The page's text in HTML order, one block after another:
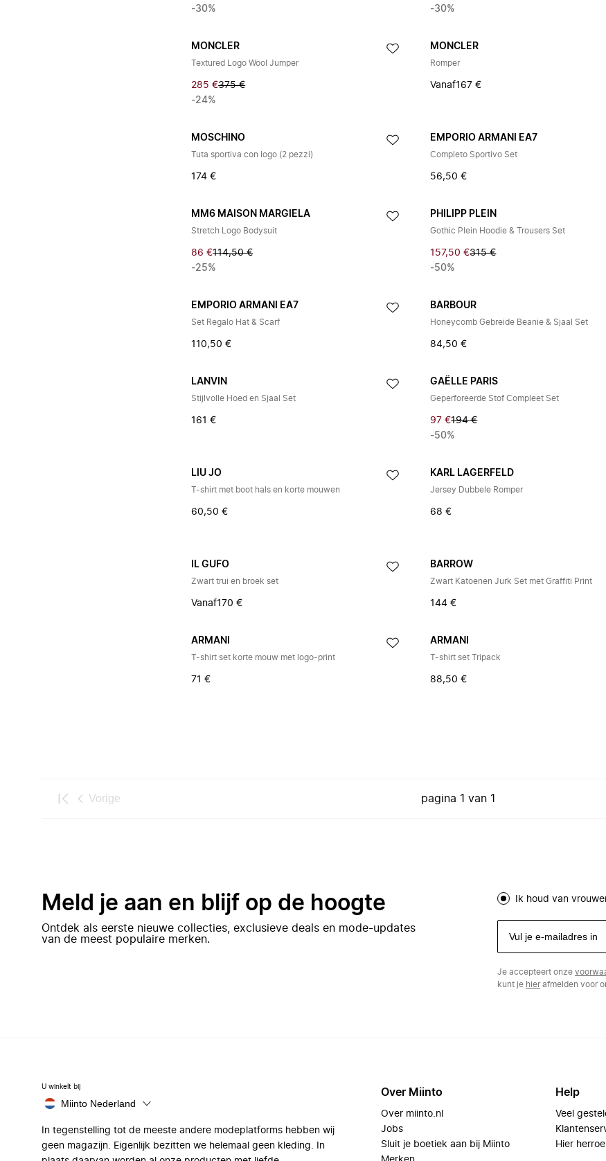
-30%
-30%
MONCLER
Textured Logo Wool Jumper
285 €375 €
-24%
MONCLER
Romper
Vanaf167 €
MOSCHINO
Tuta sportiva con logo (2 pezzi)
174 €
EMPORIO ARMANI EA7
Completo Sportivo Set
56,50 €
MM6 MAISON MARGIELA
Stretch Logo Bodysuit
86 €114,50 €
-25%
PHILIPP PLEIN
Gothic Plein Hoodie & Trousers Set
157,50 €315 €
-50%
EMPORIO ARMANI EA7
Set Regalo Hat & Scarf
110,50 €
BARBOUR
Honeycomb Gebreide Beanie & Sjaal Set
84,50 €
LANVIN
Stijlvolle Hoed en Sjaal Set
161 €
GAËLLE PARIS
Geperforeerde Stof Compleet Set
97 €194 €
-50%
LIU JO
T-shirt met boot hals en korte mouwen
60,50 €
KARL LAGERFELD
Jersey Dubbele Romper
68 €
IL GUFO
Zwart trui en broek set
Vanaf170 €
BARROW
Zwart Katoenen Jurk Set met Graffiti Print
144 €
ARMANI
T-shirt set korte mouw met logo-print
71 €
ARMANI
T-shirt set Tripack
88,50 €
Vorige pagina 1 van 1
Meld je aan en blijf op de hoogte
Ontdek als eerste nieuwe collecties, exclusieve deals en mode-updates
van de meest populaire merken.
Ik houd van
Je accepteert onze
kunt je hierafmelden voor
U winkelt bij
Miinto Nederland
In tegenstelling tot de meeste andere modeplatforms hebben wij
geen magazijn. Eigenlijk bezitten we helemaal geen kleding. In
Over Miinto
Over miinto.nl
Jobs
Sluit je boetiek aan bij Miinto
Help
Veel
Hier